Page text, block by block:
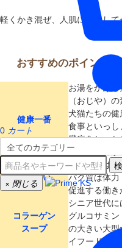
0 カート
× 閉じる
軽くかき混ぜ、人肌に冷まして
おすすめのポイント
健康一番
お湯をかけ
（おじや）
犬猫たちの
食事といっ
臓病をしっ
まんだい
まんだいは
パク質は体
促進する働き
コラーゲン
スープ
シニア世代に
グルコサミ
の大きい大型
イフードが主